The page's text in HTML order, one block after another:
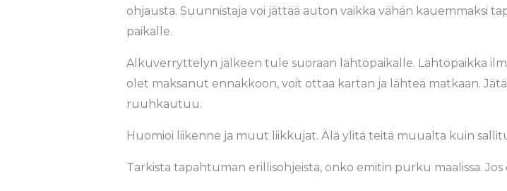
ohjausta. Suunnistaja voi jättää auton vaikka vähän kauemmaksi
paikalle.
Alkuverryttelyn jälkeen tule suoraan lähtöpaikalle. Lähtöpaikka
olet maksanut ennakkoon, voit ottaa kartan ja lähteä matkaan.
ruuhkautuu.
Huomioi liikenne ja muut liikkujat. Älä ylitä teitä muualta kuin
Tarkista tapahtuman erillisohjeista, onko emitin purku maalissa.